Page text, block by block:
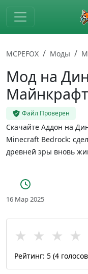
Skip to main content
MCPEFOX Моды
Мод на
Файл Проверен
Скачайте Аддон на
Minecraft Bedrock:
древней эры вновь
16 Мар 2025
★ ★ ★ ★
Рейтинг: 5 (4